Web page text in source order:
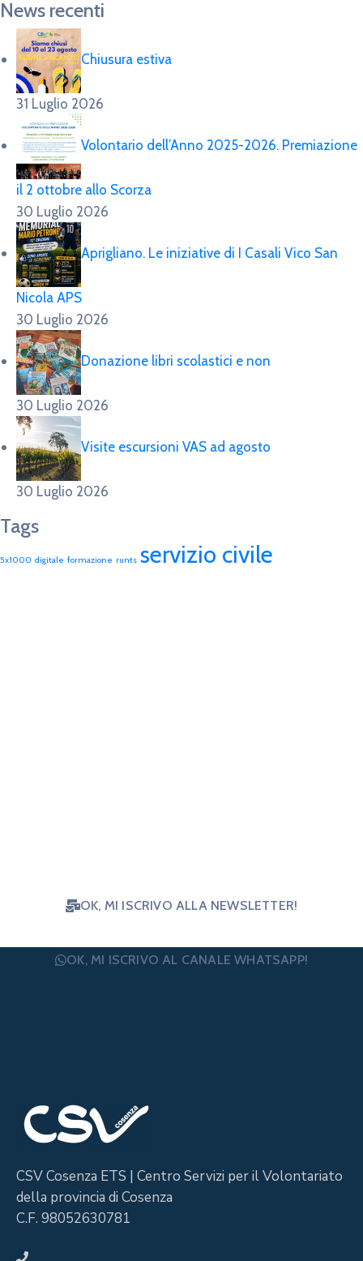
News recenti
Chiusura estiva
31 Luglio 2026
Volontario dell’Anno 2025-2026. Premiazione
il 2 ottobre allo Scorza
30 Luglio 2026
Aprigliano. Le iniziative di I Casali Vico San
Nicola APS
30 Luglio 2026
Donazione libri scolastici e non
30 Luglio 2026
Visite escursioni VAS ad agosto
30 Luglio 2026
Tags
5x1000 digitale formazione runts servizio civile
OK, MI ISCRIVO ALLA NEWSLETTER!
OK, MI ISCRIVO AL CANALE WHATSAPP!
CSV Cosenza ETS | Centro Servizi per il Volontariato
della provincia di Cosenza
C.F. 98052630781